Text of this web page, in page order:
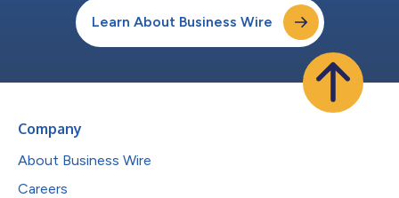
Learn About Business Wire
Company
About Business Wire
Careers